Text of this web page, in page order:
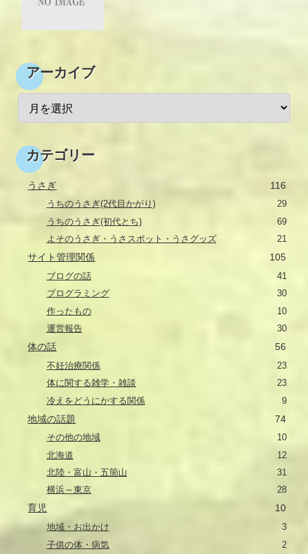
アーカイブ
カテゴリー
うさぎ 116
うちのうさぎ(2代目かがり)
29
うちのうさぎ(初代とち)
69
よそのうさぎ・うさスポット・うさグッズ
21
サイト管理関係 105
ブログの話
41
プログラミング
30
作ったもの
10
運営報告
30
体の話 56
不妊治療関係
23
体に関する雑学・雑談
23
冷えをどうにかする関係
9
地域の話題 74
その他の地域
10
北海道
12
北陸・富山・五箇山
31
横浜～東京
28
育児 10
地域・お出かけ
3
子供の体・病気
2